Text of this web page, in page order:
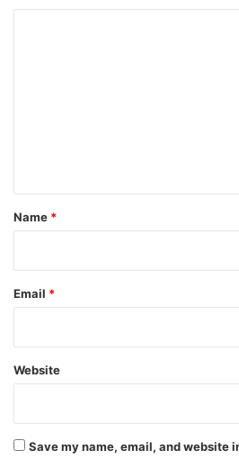
*
Name *
Email *
Website
Save my name, email, and website